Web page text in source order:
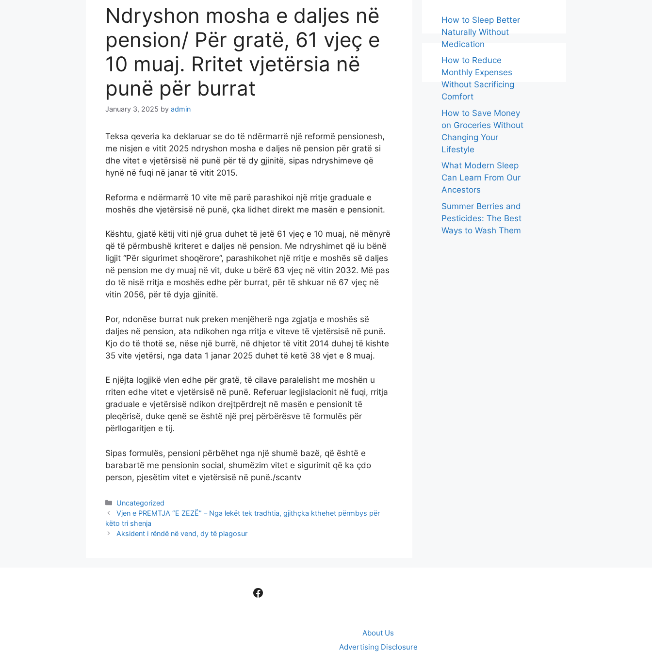
Ndryshon mosha e daljes në
pension/ Për gratë, 61 vjeç e
10 muaj. Rritet vjetërsia në
punë për burrat
January 3, 2025 by admin
Teksa qeveria ka deklaruar se do të ndërmarrë një reformë pensionesh,
me nisjen e vitit 2025 ndryshon mosha e daljes në pension për gratë si
dhe vitet e vjetërsisë në punë për të dy gjinitë, sipas ndryshimeve që
hynë në fuqi në janar të vitit 2015.
Reforma e ndërmarrë 10 vite më parë parashikoi një rritje graduale e
moshës dhe vjetërsisë në punë, çka lidhet direkt me masën e pensionit.
Kështu, gjatë këtij viti një grua duhet të jetë 61 vjeç e 10 muaj, në mënyrë
që të përmbushë kriteret e daljes në pension. Me ndryshimet që iu bënë
ligjit “Për sigurimet shoqërore”, parashikohet një rritje e moshës së daljes
në pension me dy muaj në vit, duke u bërë 63 vjeç në vitin 2032. Më pas
do të nisë rritja e moshës edhe për burrat, për të shkuar në 67 vjeç në
vitin 2056, për të dyja gjinitë.
Por, ndonëse burrat nuk preken menjëherë nga zgjatja e moshës së
daljes në pension, ata ndikohen nga rritja e viteve të vjetërsisë në punë.
Kjo do të thotë se, nëse një burrë, në dhjetor të vitit 2014 duhej të kishte
35 vite vjetërsi, nga data 1 janar 2025 duhet të ketë 38 vjet e 8 muaj.
E njëjta logjikë vlen edhe për gratë, të cilave paralelisht me moshën u
rriten edhe vitet e vjetërsisë në punë. Referuar legjislacionit në fuqi, rritja
graduale e vjetërsisë ndikon drejtpërdrejt në masën e pensionit të
pleqërisë, duke qenë se është një prej përbërësve të formulës për
përllogaritjen e tij.
Sipas formulës, pensioni përbëhet nga një shumë bazë, që është e
barabartë me pensionin social, shumëzim vitet e sigurimit që ka çdo
person, pjesëtim vitet e vjetërsisë në punë./scantv
Categories
Uncategorized
Vjen e PREMTJA “E ZEZË” – Nga lekët tek tradhtia, gjithçka kthehet përmbys për
këto tri shenja
Aksident i rëndë në vend, dy të plagosur
How to Sleep Better
Naturally Without
Medication
How to Reduce
Monthly Expenses
Without Sacrificing
Comfort
How to Save Money
on Groceries Without
Changing Your
Lifestyle
What Modern Sleep
Can Learn From Our
Ancestors
Summer Berries and
Pesticides: The Best
Ways to Wash Them
Facebook
About Us
Advertising Disclosure